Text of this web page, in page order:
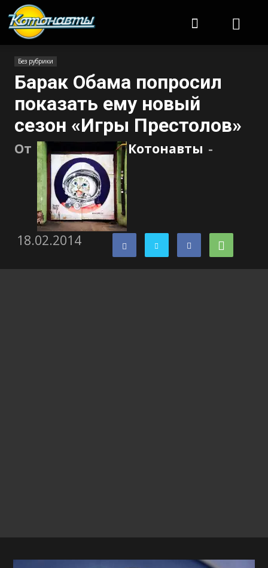
Без рубрики
Барак Обама попросил
показать ему новый
сезон «Игры Престолов»
От Котонавты -
18.02.2014